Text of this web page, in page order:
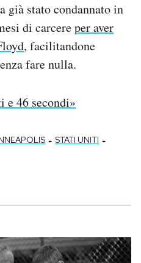
già stato condannato in
di carcereper aver
, facilitandone
fare nulla.
e 46 secondi»
- STATI UNITI -